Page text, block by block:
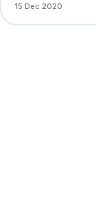
15 Dec 2020